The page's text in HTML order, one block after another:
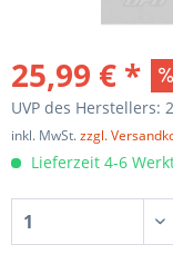
25,99 € *
UVP des Herstellers:
inkl. MwSt.zzgl.
Lieferzeit 4-6